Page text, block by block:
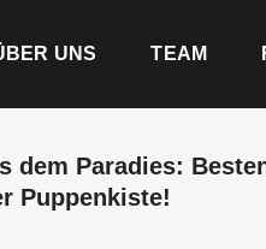
UNS TEAM
dem Paradies:
Puppenkiste!